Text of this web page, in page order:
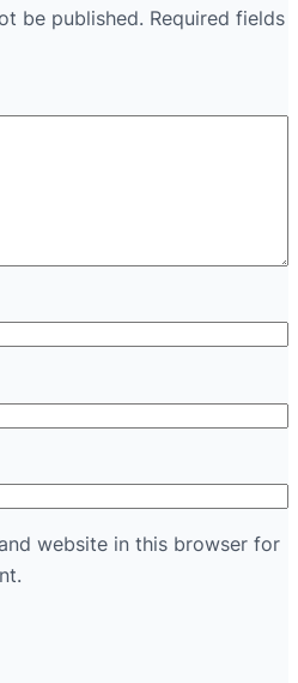
be published. Required fields
website in this browser for